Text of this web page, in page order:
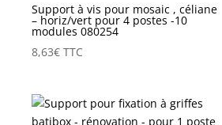
Support à vis pour mosaic , céliane
– horiz/vert pour 4 postes -10
modules 080254
8,63€ TTC